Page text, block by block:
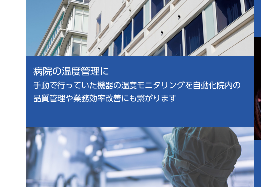
病院の温度管理に
手動で行っていた機器の温度モニタリングを自動化院内の
品質管理や業務効率改善にも繋がります